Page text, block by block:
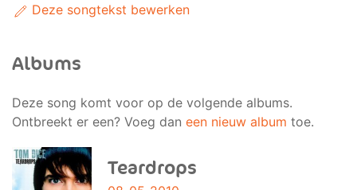
Deze songtekst bewerken
Albums
Deze song komt voor op de volgende albums.
Ontbreekt er een? Voeg dan een nieuw album toe.
Teardrops